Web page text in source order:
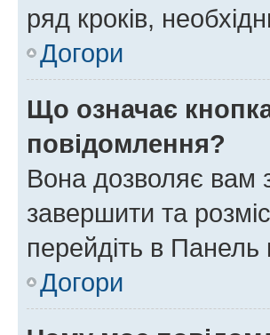
ряд кроків,
Догори
Що означає
повідомлення?
Вона дозволяє вам
завершити та
перейдіть в Панель
Догори